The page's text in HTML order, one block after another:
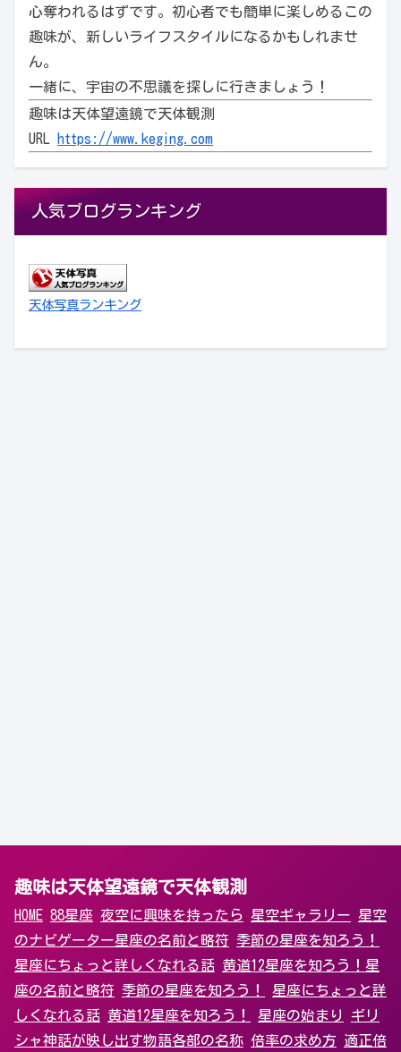
心奪われるはずです。初心者でも簡単に楽しめるこの
趣味が、新しいライフスタイルになるかもしれませ
ん。
一緒に、宇宙の不思議を探しに行きましょう！
趣味は天体望遠鏡で天体観測
URL
https://www.keging.com
人気ブログランキング
天体写真ランキング
趣味は天体望遠鏡で天体観測
HOME 88星座 夜空に興味を持ったら 星空ギャラリー 星空
のナビゲーター星座の名前と略符 季節の星座を知ろう！
星座にちょっと詳しくなれる話 黄道12星座を知ろう！ 星
座の名前と略符 季節の星座を知ろう！
星座にちょっと詳
しくなれる話 黄道12星座を知ろう！ 星座の始まり
ギリ
シャ神話が映し出す物語各部の名称 倍率の求め方 適正倍